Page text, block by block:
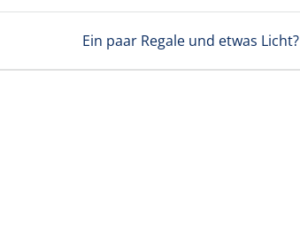
Nächster
Ein paar Regale und etwas Licht?